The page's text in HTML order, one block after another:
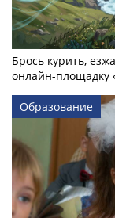
Брось курить,
онлайн-­площадку
Образование